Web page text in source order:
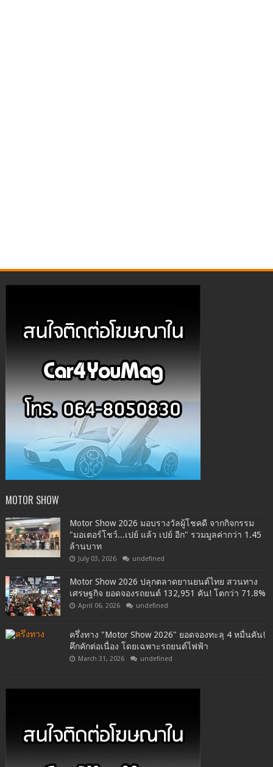
MOTOR SHOW
Motor Show 2026 มอบรางวัลผู้โชคดี จากกิจกรรม
"มอเตอร์โชว์...เปย์ แล้ว เปย์ อีก" รวมมูลค่ากว่า 1.45
ล้านบาท
July 03, 2026 undefined
Motor Show 2026 ปลุกตลาดยานยนต์ไทย สวนทาง
เศรษฐกิจ ยอดจองรถยนต์ 132,951 คัน! โตกว่า 71.8%
April 06, 2026 undefined
ครึ่งทาง "Motor Show 2026" ยอดจองทะลุ 4 หมื่นคัน!
คึกคักต่อเนื่อง โดยเฉพาะรถยนต์ไฟฟ้า
March 31, 2026 undefined